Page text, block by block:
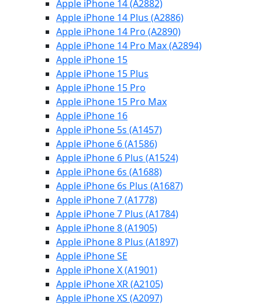
Apple iPhone 14 (A2882)
Apple iPhone 14 Plus (A2886)
Apple iPhone 14 Pro (A2890)
Apple iPhone 14 Pro Max (A2894)
Apple iPhone 15
Apple iPhone 15 Plus
Apple iPhone 15 Pro
Apple iPhone 15 Pro Max
Apple iPhone 16
Apple iPhone 5s (A1457)
Apple iPhone 6 (A1586)
Apple iPhone 6 Plus (A1524)
Apple iPhone 6s (A1688)
Apple iPhone 6s Plus (A1687)
Apple iPhone 7 (A1778)
Apple iPhone 7 Plus (A1784)
Apple iPhone 8 (A1905)
Apple iPhone 8 Plus (A1897)
Apple iPhone SE
Apple iPhone X (A1901)
Apple iPhone XR (A2105)
Apple iPhone XS (A2097)